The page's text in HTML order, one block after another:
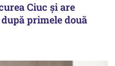
Ciuc şi are
primele două